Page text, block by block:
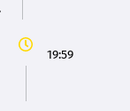
19:59